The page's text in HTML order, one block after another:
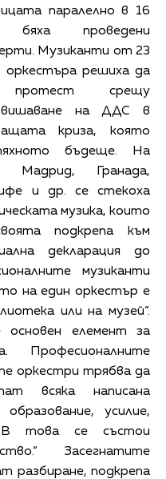
паралелно в 16
бяха проведени
Музиканти от 23
оркестъра решиха да
срещу
на ДДС в
криза, която
бъдеще. На
Гранада,
и др. се стекоха
музика, които
подкрепа към
декларация до
музиканти
на един оркестър е
или на музей“.
основен елемент за
Професионалните
оркестри трябва да
всяка написана
усилие,
това се състои
Засегнатите
разбиране, подкрепа